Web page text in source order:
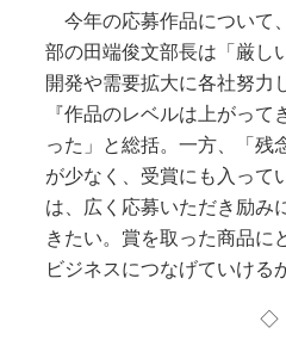
今年の応募作品について
部の田端俊文部長は「厳し
開発や需要拡大に各社努力
『作品のレベルは上がっ
った」と総括。一方、「残
が少なく、受賞にも入って
は、広く応募いただき励み
きたい。賞を取った商品に
ビジネスにつなげていける
◇